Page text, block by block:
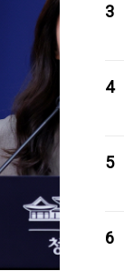
3
4
5
6